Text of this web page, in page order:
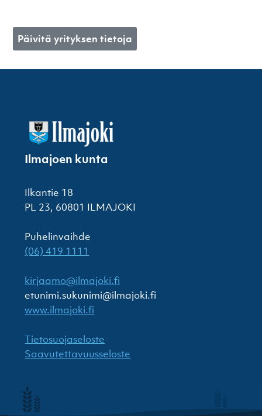
Päivitä yrityksen tietoja
Ilmajoen kunta
Ilkantie 18
PL 23, 60801 ILMAJOKI
Puhelinvaihde
(06) 419 1111
kirjaamo@ilmajoki.fi
etunimi.sukunimi@ilmajoki.fi
www.ilmajoki.fi
Tietosuojaseloste
Saavutettavuusseloste